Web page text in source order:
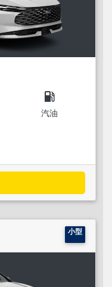
local_gas_station
汽油
小型